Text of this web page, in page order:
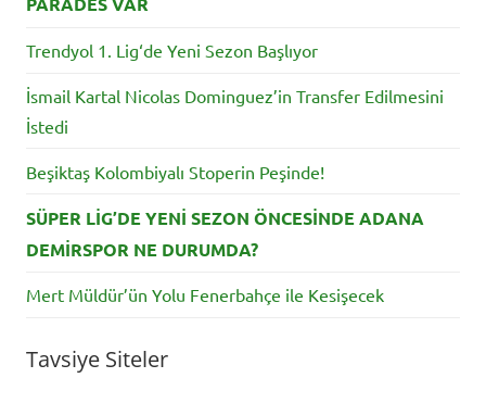
Trendyol 1. Lig‘de Yeni Sezon Başlıyor
İsmail Kartal Nicolas Dominguez’in Transfer Edilmesini
İstedi
Beşiktaş Kolombiyalı Stoperin Peşinde!
SÜPER LİG’DE YENİ SEZON ÖNCESİNDE ADANA
DEMİRSPOR NE DURUMDA?
Mert Müldür’ün Yolu Fenerbahçe ile Kesişecek
Tavsiye Siteler